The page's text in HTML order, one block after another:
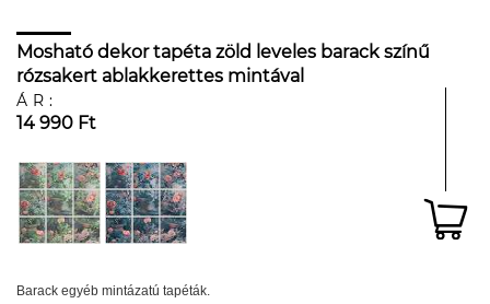
Mosható dekor tapéta zöld leveles barack színű
rózsakert ablakkerettes mintával
ÁR:
14 990 Ft
Barack egyéb mintázatú tapéták.